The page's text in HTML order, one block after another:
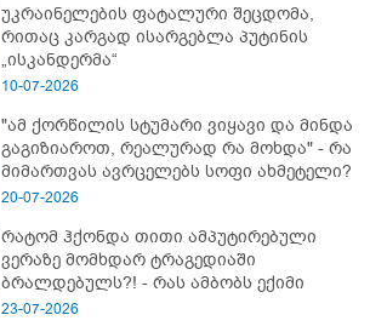
უკრაინელების ფატალური შეცდომა,
რითაც კარგად ისარგებლა პუტინის
„ისკანდერმა“
10-07-2026
"ამ ქორწილის სტუმარი ვიყავი და მინდა
გაგიზიაროთ, რეალურად რა მოხდა" - რა
მიმართვას ავრცელებს სოფი ახმეტელი?
20-07-2026
რატომ ჰქონდა თითი ამპუტირებული
ვერაზე მომხდარ ტრაგედიაში
ბრალდებულს?! - რას ამბობს ექიმი
23-07-2026